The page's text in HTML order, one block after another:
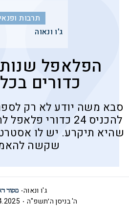
תרבות
ג'ו ונאוה
כדורים
סבא משה יודע לא רק
להכניס 24 כדורי
שהיא תיקרע. יש לו
שקשה
ג'ו ונאוה
ה' בניסן ה׳תשפ"ה
| 12:26